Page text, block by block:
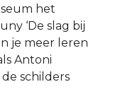
het
‘De slag bij
je meer leren
Antoni
schilders